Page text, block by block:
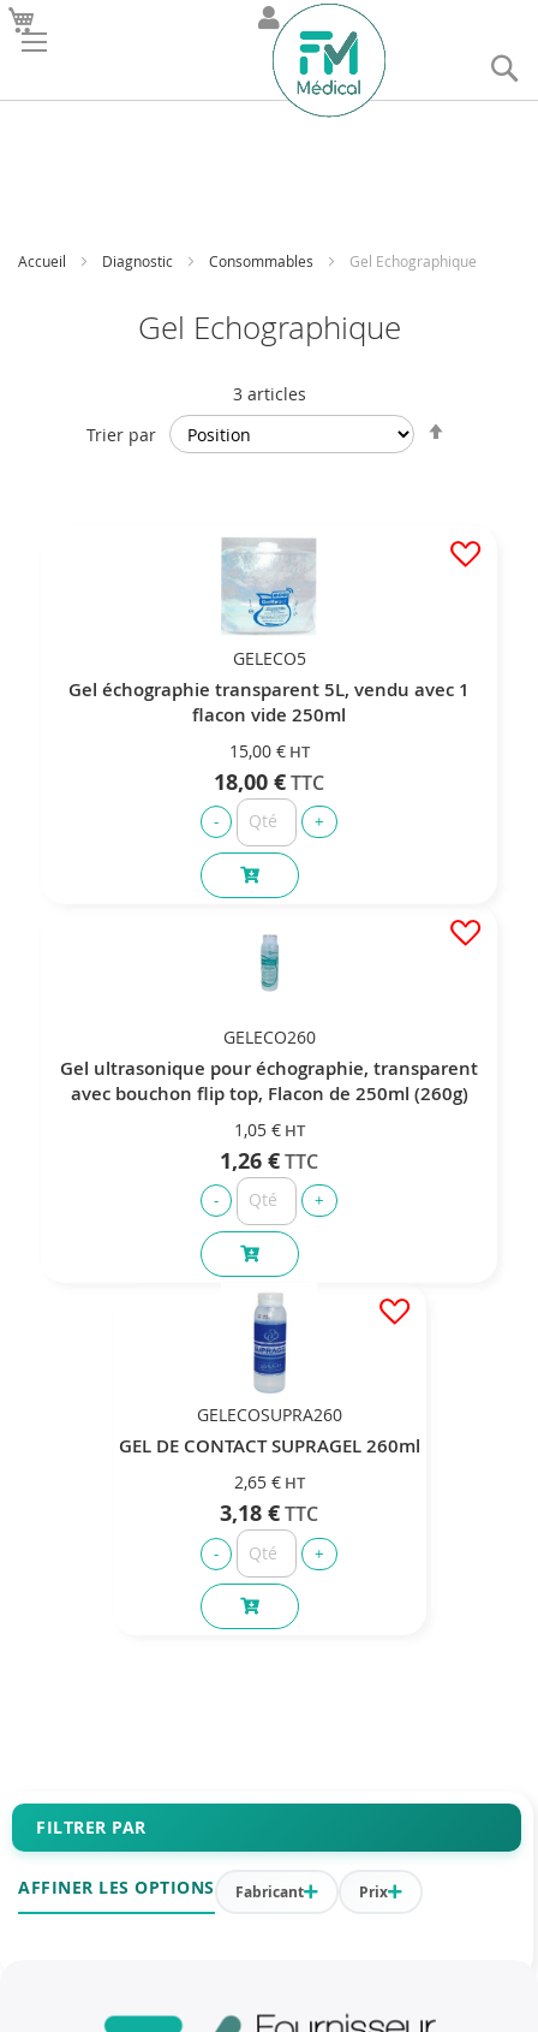
Accueil Diagnostic Consommables Gel Echographique
Gel Echographique
3articles
Trier par
GELECO5
Gel échographie transparent 5L, vendu avec 1
flacon vide 250ml
15,00 €
18,00 €
GELECO260
Gel ultrasonique pour échographie, transparent
avec bouchon flip top, Flacon de 250ml (260g)
1,05 €
1,26 €
GELECOSUPRA260
GEL DE CONTACT SUPRAGEL 260ml
2,65 €
3,18 €
FILTRER PAR
AFFINER LES OPTIONS Fabricant Prix